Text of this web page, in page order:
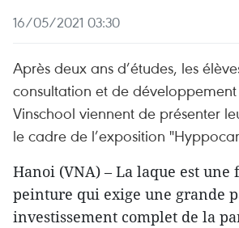
16/05/2021 03:30
Après deux ans d’études, les
consultation et de
Vinschool viennent de présenter
le cadre de l’exposition
Hanoi (VNA) – La laque est une
peinture qui exige une grande
investissement complet de la